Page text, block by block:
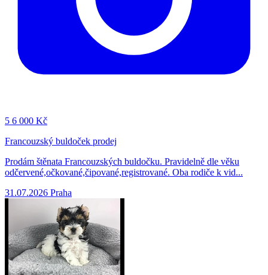
5 6 000 Kč
Francouzský buldoček prodej
Prodám štěnata Francouzských buldočku. Pravidelně dle věku
odčervené,očkované,čipované,registrované. Oba rodiče k vid...
31.07.2026 Praha